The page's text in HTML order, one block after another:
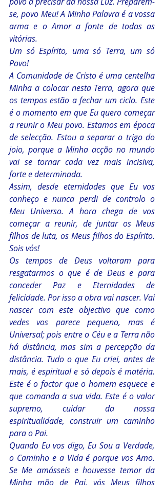
se, povo Meu! A Minha Palavra é a vossa
arma e o Amor a fonte de todas as
vitórias.
Um só Espírito, uma só Terra, um só
Povo!
A Comunidade de Cristo é uma centelha
Minha a colocar nesta Terra, agora que
os tempos estão a fechar um ciclo. Este
é o momento em que Eu quero começar
a reunir o Meu povo. Estamos em época
de selecção. Estou a separar o trigo do
joio, porque a Minha acção no mundo
vai se tornar cada vez mais incisiva,
forte e determinada.
Assim, desde eternidades que Eu vos
conheço e nunca perdi de controlo o
Meu Universo. A hora chega de vos
começar a reunir, de juntar os Meus
filhos de luta, os Meus filhos do Espírito.
Sois vós!
Os tempos de Deus voltaram para
resgatarmos o que é de Deus e para
conceder Paz e Eternidades de
felicidade. Por isso a obra vai nascer. Vai
nascer com este objectivo que como
vedes vos parece pequeno, mas é
Universal; pois entre o Céu e a Terra não
há distância, mas sim a percepção da
distância. Tudo o que Eu criei, antes de
mais, é espiritual e só depois é matéria.
Este é o factor que o homem esquece e
que comanda a sua vida. Este é o valor
supremo, cuidar da nossa
espiritualidade, construir um caminho
para o Pai.
Quando Eu vos digo, Eu Sou a Verdade,
o Caminho e a Vida é porque vos Amo.
Se Me amásseis e houvesse temor da
Minha mão de Pai, vós Meus filhos